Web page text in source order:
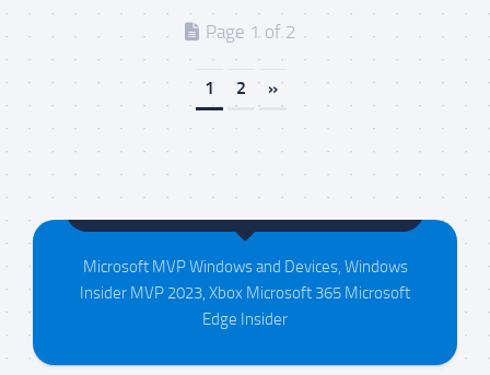
Page 1 of 2
1 2 »
Microsoft MVP Windows and Devices, Windows
Insider MVP 2023, Xbox Microsoft 365 Microsoft
Edge Insider